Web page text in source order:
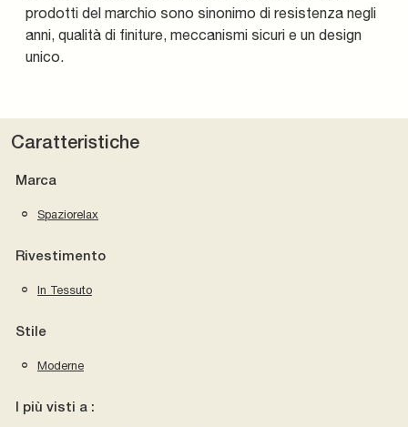
prodotti del marchio sono sinonimo di resistenza negli
anni, qualità di finiture, meccanismi sicuri e un design
unico.
Caratteristiche
Marca
Spaziorelax
Rivestimento
In Tessuto
Stile
Moderne
I più visti a :